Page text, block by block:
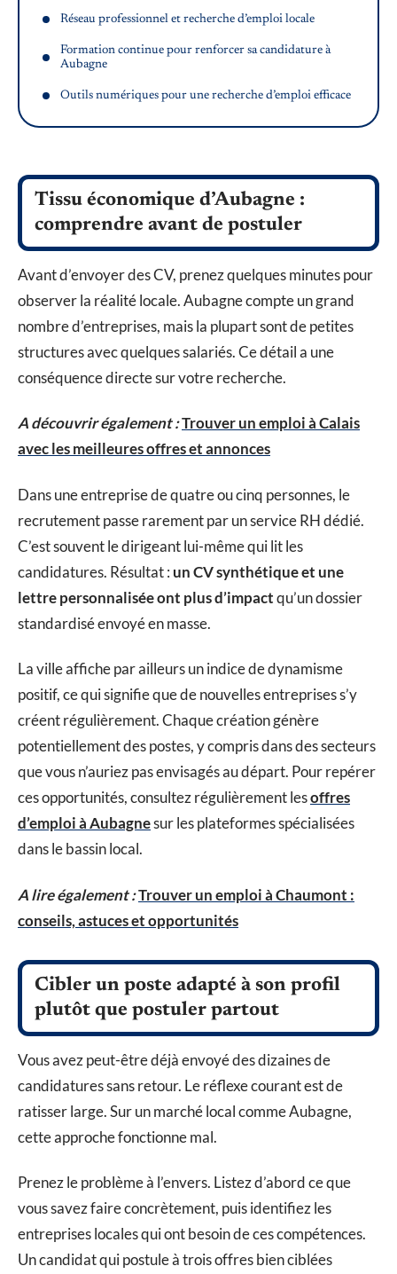
Réseau professionnel et recherche d’emploi locale
Formation continue pour renforcer sa candidature à
Aubagne
Outils numériques pour une recherche d’emploi efficace
Tissu économique d’Aubagne :
comprendre avant de postuler
Avant d’envoyer des CV, prenez quelques minutes pour
observer la réalité locale. Aubagne compte un grand
nombre d’entreprises, mais la plupart sont de petites
structures avec quelques salariés. Ce détail a une
conséquence directe sur votre recherche.
A découvrir également :Trouver un emploi à Calais
avec les meilleures offres et annonces
Dans une entreprise de quatre ou cinq personnes, le
recrutement passe rarement par un service RH dédié.
C’est souvent le dirigeant lui-même qui lit les
candidatures. Résultat : un CV synthétique et une
lettre personnalisée ont plus d’impactqu’un dossier
standardisé envoyé en masse.
La ville affiche par ailleurs un indice de dynamisme
positif, ce qui signifie que de nouvelles entreprises s’y
créent régulièrement. Chaque création génère
potentiellement des postes, y compris dans des secteurs
que vous n’auriez pas envisagés au départ. Pour repérer
ces opportunités, consultez régulièrement lesoffres
d’emploi à Aubagnesur les plateformes spécialisées
dans le bassin local.
A lire également :Trouver un emploi à Chaumont :
conseils, astuces et opportunités
Cibler un poste adapté à son profil
plutôt que postuler partout
Vous avez peut-être déjà envoyé des dizaines de
candidatures sans retour. Le réflexe courant est de
ratisser large. Sur un marché local comme Aubagne,
cette approche fonctionne mal.
Prenez le problème à l’envers. Listez d’abord ce que
vous savez faire concrètement, puis identifiez les
entreprises locales qui ont besoin de ces compétences.
Un candidat qui postule à trois offres bien ciblées